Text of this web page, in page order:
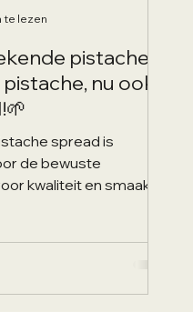
pistache
nu ook
spread is
de bewuste
kwaliteit en smaak.
te lezen